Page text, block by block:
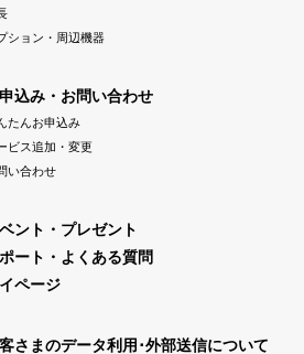
ション・周辺機器
込み・お問い合わせ
たんお申込み
ビス追加・変更
い合わせ
ント・プレゼント
ート・よくある質問
ページ
さまのデータ利用･外部送信について